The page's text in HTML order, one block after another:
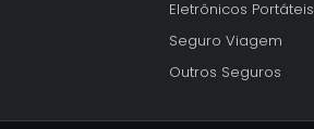
Eletrônicos Portáteis
Seguro Viagem
Outros Seguros